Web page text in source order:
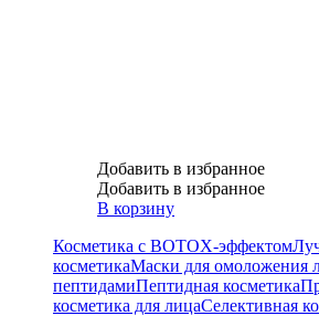
Добавить в избранное
Добавить в избранное
В корзину
Косметика с BOTOX-эффектом
косметикаМаски для омоложения
пептидамиПептидная косметика
косметика для лицаСелективная